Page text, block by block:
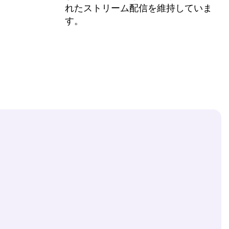
れたストリーム配信を維持していま
す。